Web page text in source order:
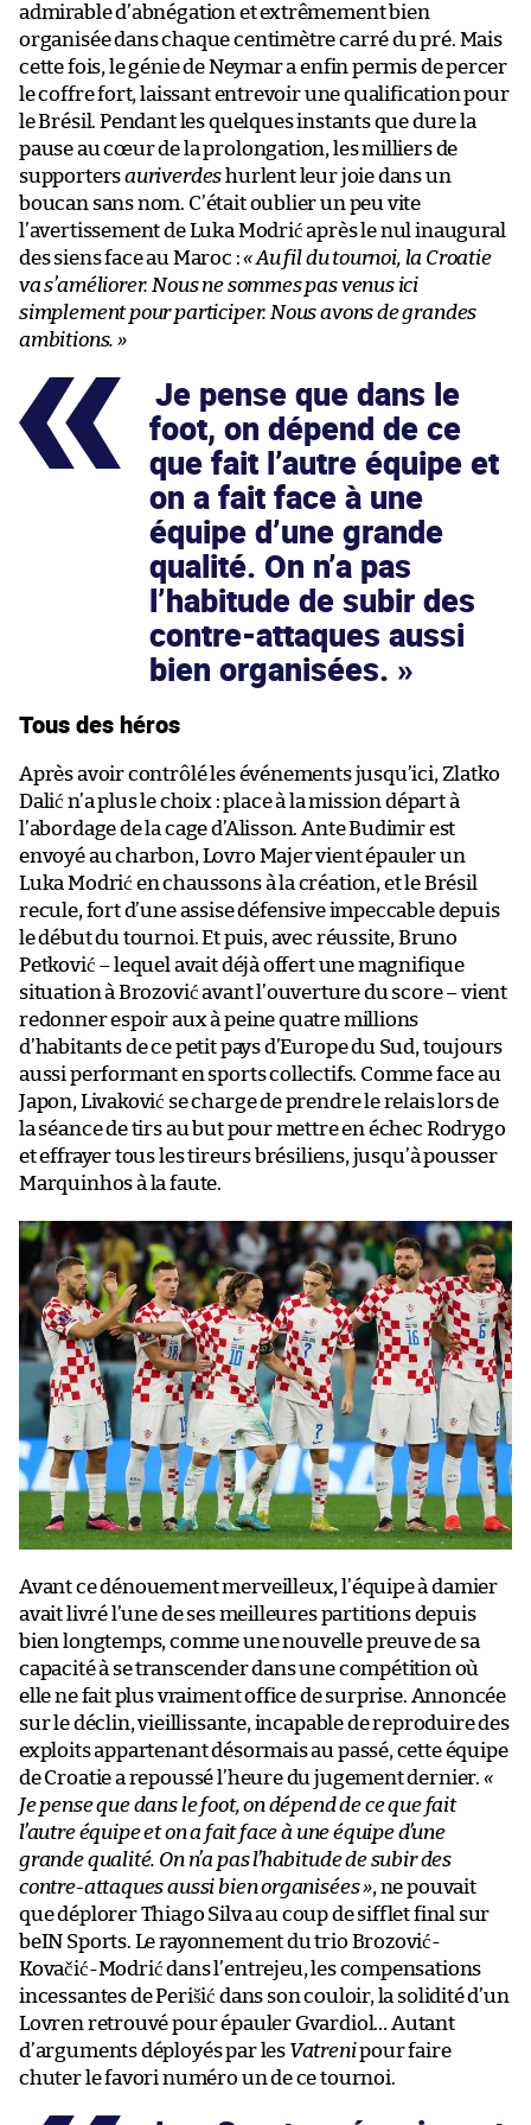
admirable d’abnégation et extrêmement bien
organisée dans chaque centimètre carré du pré. Mais
cette fois, le génie de Neymar a enfin permis de percer
le coffre fort, laissant entrevoir une qualification pour
le Brésil. Pendant les quelques instants que dure la
pause au cœur de la prolongation, les milliers de
supportersauriverdes hurlent leur joie dans un
boucan sans nom. C’était oublier un peu vite
l’avertissement de Luka Modrić après le nul inaugural
des siens face au Maroc :« Au fil du tournoi, la Croatie
va s’améliorer. Nous ne sommes pas venus ici
simplement pour participer. Nous avons de grandes
ambitions. »
Je pense que dans le
foot, on dépend de ce
que fait l’autre équipe et
on a fait face à une
équipe d’une grande
qualité. On n’a pas
l’habitude de subir des
contre-attaques aussi
bien organisées.
Tous des héros
Après avoir contrôlé les événements jusqu’ici, Zlatko
Dalić n’a plus le choix : place à la mission départ à
l’abordage de la cage d’Alisson. Ante Budimir est
envoyé au charbon, Lovro Majer vient épauler un
Luka Modrić en chaussons à la création, et le Brésil
recule, fort d’une assise défensive impeccable depuis
le début du tournoi. Et puis, avec réussite, Bruno
Petković – lequel avait déjà offert une magnifique
situation à Brozović avant l’ouverture du score – vient
redonner espoir aux à peine quatre millions
d’habitants de ce petit pays d’Europe du Sud, toujours
aussi performant en sports collectifs. Comme face au
Japon, Livaković se charge de prendre le relais lors de
la séance de tirs au but pour mettre en échec Rodrygo
et effrayer tous les tireurs brésiliens, jusqu’à pousser
Marquinhos à la faute.
Avant ce dénouement merveilleux, l’équipe à damier
avait livré l’une de ses meilleures partitions depuis
bien longtemps, comme une nouvelle preuve de sa
capacité à se transcender dans une compétition où
elle ne fait plus vraiment office de surprise. Annoncée
sur le déclin, vieillissante, incapable de reproduire des
exploits appartenant désormais au passé, cette équipe
de Croatie a repoussé l’heure du jugement dernier. «
Je pense que dans le foot, on dépend de ce que fait
l’autre équipe et on a fait face à une équipe d’une
grande qualité. On n’a pas l’habitude de subir des
contre-attaques aussi bien organisées », ne pouvait
que déplorer Thiago Silva au coup de sifflet final sur
beIN Sports. Le rayonnement du trio Brozović-
Kovačić-Modrić dans l’entrejeu, les compensations
incessantes de Perišić dans son couloir, la solidité d’un
Lovren retrouvé pour épauler Gvardiol… Autant
d’arguments déployés par les Vatrenipour faire
chuter le favori numéro un de ce tournoi.